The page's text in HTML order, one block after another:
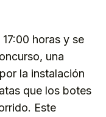
horas y se
una
la instalación
que los botes
Este